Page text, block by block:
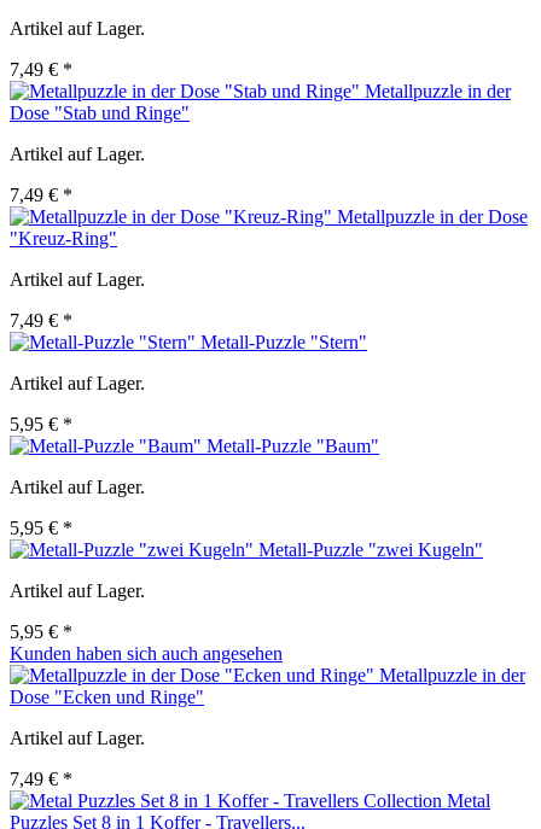
Artikel auf Lager.
7,49 € *
Metallpuzzle in der
Dose "Stab und Ringe"
Artikel auf Lager.
7,49 € *
Metallpuzzle in der Dose
"Kreuz-Ring"
Artikel auf Lager.
7,49 € *
Metall-Puzzle "Stern"
Artikel auf Lager.
5,95 € *
Metall-Puzzle "Baum"
Artikel auf Lager.
5,95 € *
Metall-Puzzle "zwei Kugeln"
Artikel auf Lager.
5,95 € *
Kunden haben sich auch angesehen
Metallpuzzle in der
Dose "Ecken und Ringe"
Artikel auf Lager.
7,49 € *
Metal
Puzzles Set 8 in 1 Koffer - Travellers...